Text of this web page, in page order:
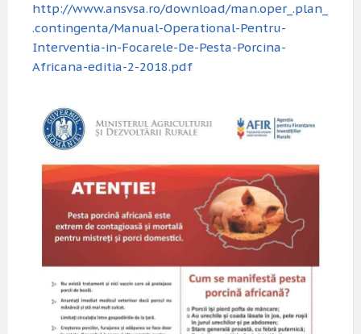
http://www.ansvsa.ro/download/man.oper_.plan_
.contingenta/Manual-Operational-Pentru-
Interventia-in-Focarele-De-Pesta-Porcina-
Africana-editia-2-2018.pdf